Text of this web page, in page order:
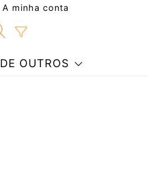
A minha conta
DE OUTROS